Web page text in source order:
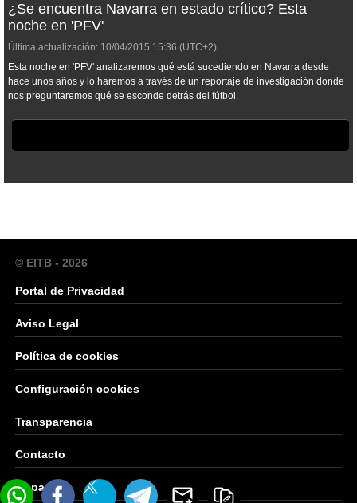
¿Se encuentra Navarra en estado crítico? Esta
noche en 'PFV'
Última actualización: 10/04/2015 15:36 (UTC+2)
Esta noche en 'PFV' analizaremos qué está sucediendo en Navarra desde
hace unos años y lo haremos a través de un reportaje de investigación donde
nos preguntaremos qué se esconde detrás del fútbol.
© EITB - 2026
Portal de Privacidad
Aviso Legal
Política de cookies
Configuración cookies
Transparencia
Contacto
Mapa Web